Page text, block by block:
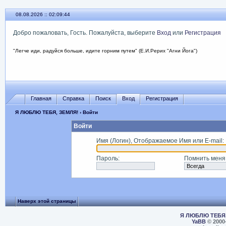
08.08.2026 :: 02:09:44
Добро пожаловать, Гость. Пожалуйста, выберите Входили Регистрация
"Легче иди, радуйся больше, идите горним путем" (Е.И.Рерих "Агни Йога")
Главная Справка Поиск Вход Регистрация
Я ЛЮБЛЮ ТЕБЯ, ЗЕМЛЯ!› Войти
Войти
Имя (Логин), Отображаемое Имя или E-mail :
Пароль: Помнить меня
Наверх этой страницы
Я ЛЮБЛЮ
YaBB©